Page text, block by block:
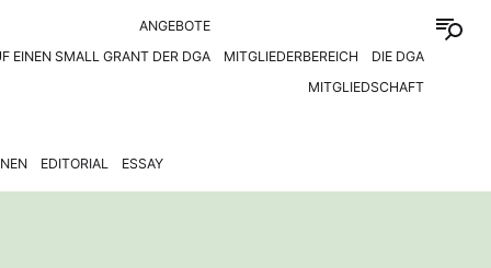
ANGEBOTE
EINEN SMALL GRANT DER DGA
MITGLIEDERBEREICH
DIE DGA
MITGLIEDSCHAFT
EDITORIAL ESSAY